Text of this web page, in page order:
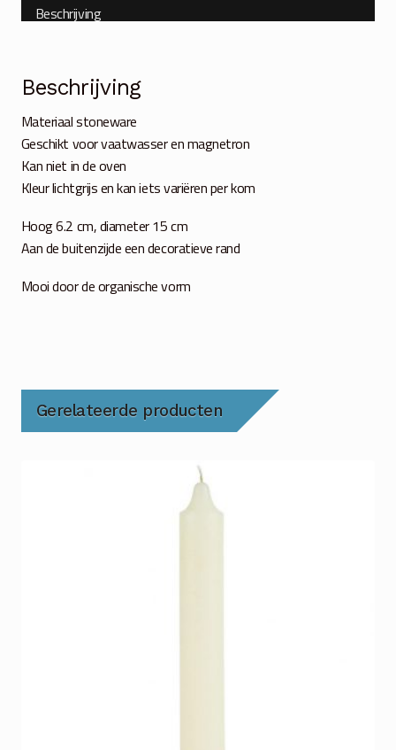
Beschrijving
Beschrijving
Materiaal stoneware
Geschikt voor vaatwasser en magnetron
Kan niet in de oven
Kleur lichtgrijs en kan iets variëren per kom
Hoog 6.2 cm, diameter 15 cm
Aan de buitenzijde een decoratieve rand
Mooi door de organische vorm
Gerelateerde producten